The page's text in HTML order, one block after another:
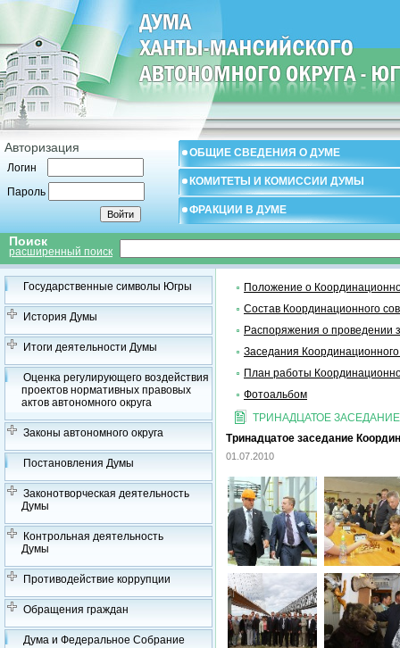
Авторизация
Логин
Пароль
ОБЩИЕ СВЕДЕНИЯ О ДУМЕ
КОМИТЕТЫ И КОМИССИИ ДУМЫ
ФРАКЦИИ В ДУМЕ
Поиск
расширенный поиск
Государственные символы Югры
История Думы
Итоги деятельности Думы
Оценка регулирующего воздействия
проектов нормативных правовых
актов автономного округа
Законы автономного округа
Постановления Думы
Законотворческая деятельность
Думы
Контрольная деятельность
Думы
Противодействие коррупции
Обращения граждан
Дума и Федеральное Собрание
Положение о
Состав Координационного
Распоряжения о проведении
Заседания
План работы
Фотоальбом
ТРИНАДЦАТОЕ
Тринадцатое заседание
01.07.2010